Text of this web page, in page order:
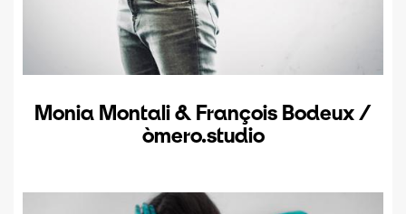
Monia Montali & François Bodeux /
òmero.studio